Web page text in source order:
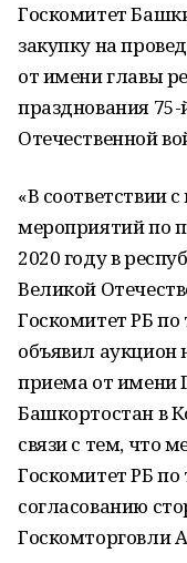
Госкомитет
закупку на
от имени главы
празднования
Отечественной
«В соответствии
мероприятий по
2020 году в
Великой
Госкомитет РБ по
объявил аукцион
приема от имени
Башкортостан в
связи с тем, что
Госкомитет РБ по
согласованию
Госкомторговли